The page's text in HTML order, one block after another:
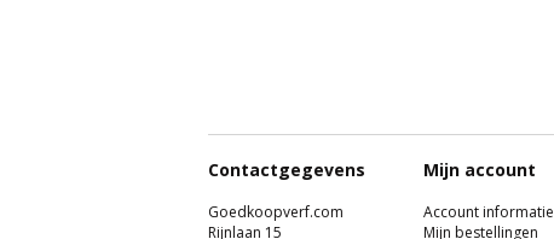
Contactgegevens
Goedkoopverf.com
Rijnlaan 15
Mijn account
Account informatie
Mijn bestellingen